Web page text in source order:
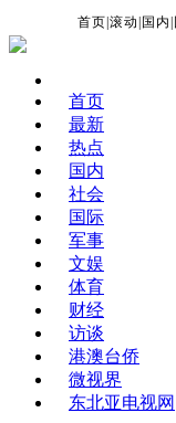
首页 |滚动 国内
首页
最新
热点
国内
社会
国际
军事
文娱
体育
财经
访谈
港澳台侨
微视界
东北亚电视网